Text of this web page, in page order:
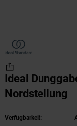
Ideal
Nordstellung
Verfügbarkeit: